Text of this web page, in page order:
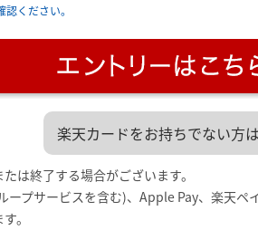
ください。
楽天カードをお持ちでない方
は終了する場合がございます。
プサービスを含む)、Apple Pay、楽天ペ
。